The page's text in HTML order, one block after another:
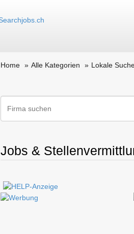
Home Alle Kategorien Lokale
Jobs &